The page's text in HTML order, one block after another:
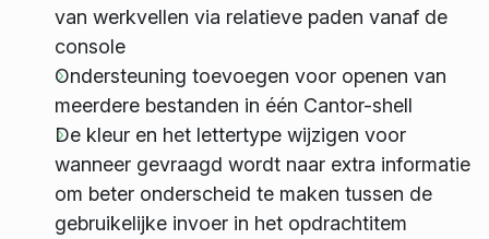
van werkvellen via relatieve paden vanaf de
console
Ondersteuning toevoegen voor openen van
meerdere bestanden in één Cantor-shell
De kleur en het lettertype wijzigen voor
wanneer gevraagd wordt naar extra informatie
om beter onderscheid te maken tussen de
gebruikelijke invoer in het opdrachtitem